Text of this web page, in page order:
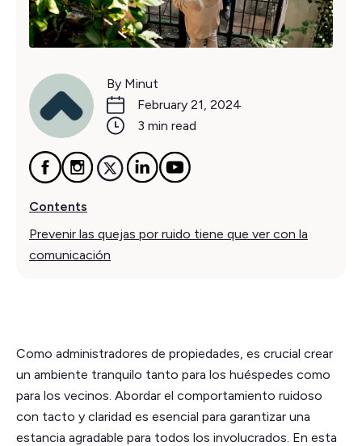
By Minut
February 21, 2024
3 min read
Contents
Prevenir las quejas por ruido tiene que ver con la
comunicación
Como administradores de propiedades, es crucial crear
un ambiente tranquilo tanto para los huéspedes como
para los vecinos. Abordar el comportamiento ruidoso
con tacto y claridad es esencial para garantizar una
estancia agradable para todos los involucrados. En esta